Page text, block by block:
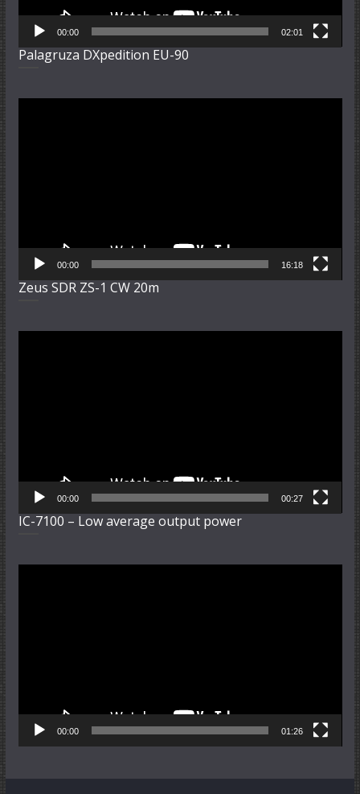
00:00 02:01
Palagruza DXpedition EU-90
00:00 16:18
Zeus SDR ZS-1 CW 20m
00:00 00:27
IC-7100 – Low average output power
00:00 01:26